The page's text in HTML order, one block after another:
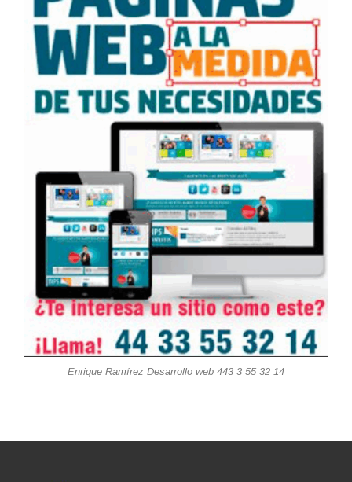
Enrique Ramírez Desarrollo web 443 3 55 32 14